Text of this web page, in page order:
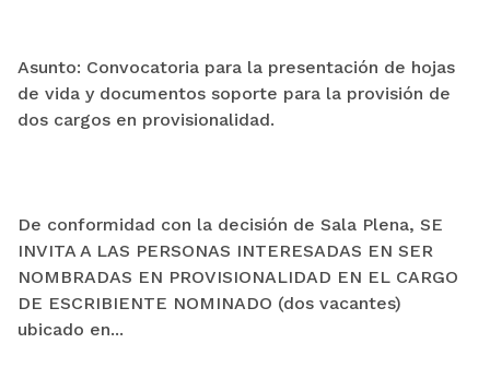
Asunto: Convocatoria para la presentación de hojas
de vida y documentos soporte para la provisión de
dos cargos en provisionalidad.
De conformidad con la decisión de Sala Plena, SE
INVITA A LAS PERSONAS INTERESADAS EN SER
NOMBRADAS EN PROVISIONALIDAD EN EL CARGO
DE ESCRIBIENTE NOMINADO (dos vacantes)
ubicado en...